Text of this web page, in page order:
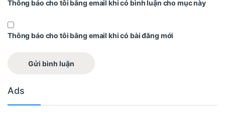
Thông báo cho tôi bằng email khi có bình luận cho mục này
Thông báo cho tôi bằng email khi có bài đăng mới
Ads